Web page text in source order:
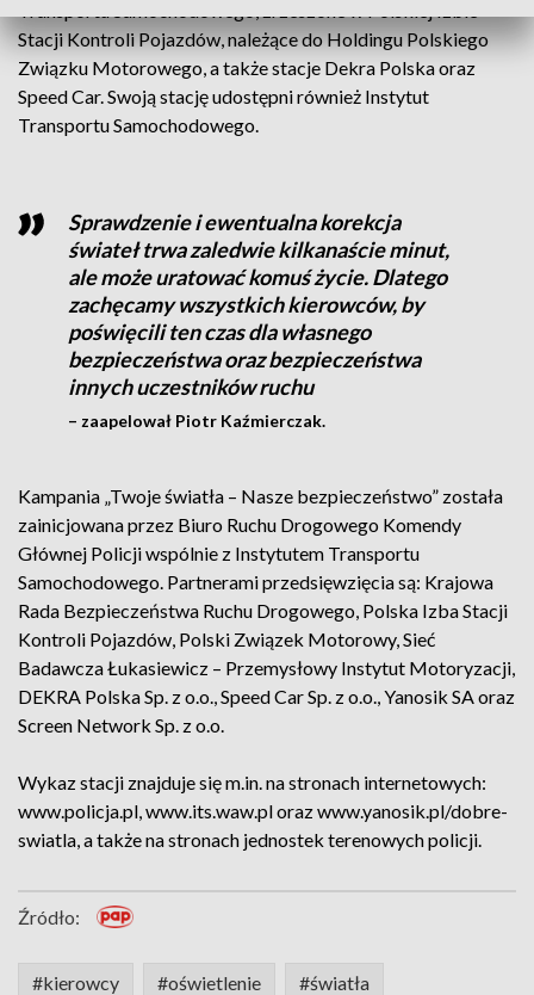
Stacji Kontroli Pojazdów, należące do Holdingu Polskiego
Związku Motorowego, a także stacje Dekra Polska oraz
Speed Car. Swoją stację udostępni również Instytut
Transportu Samochodowego.
Sprawdzenie i ewentualna korekcja
świateł trwa zaledwie kilkanaście minut,
ale może uratować komuś życie. Dlatego
zachęcamy wszystkich kierowców, by
poświęcili ten czas dla własnego
bezpieczeństwa oraz bezpieczeństwa
innych uczestników ruchu
– zaapelował Piotr Kaźmierczak.
Kampania „Twoje światła – Nasze bezpieczeństwo” została
zainicjowana przez Biuro Ruchu Drogowego Komendy
Głównej Policji wspólnie z Instytutem Transportu
Samochodowego. Partnerami przedsięwzięcia są: Krajowa
Rada Bezpieczeństwa Ruchu Drogowego, Polska Izba Stacji
Kontroli Pojazdów, Polski Związek Motorowy, Sieć
Badawcza Łukasiewicz – Przemysłowy Instytut Motoryzacji,
DEKRA Polska Sp. z o.o., Speed Car Sp. z o.o., Yanosik SA oraz
Screen Network Sp. z o.o.
Wykaz stacji znajduje się m.in. na stronach internetowych:
www.policja.pl, www.its.waw.pl oraz www.yanosik.pl/dobre-
swiatla, a także na stronach jednostek terenowych policji.
Źródło:
#kierowcy #oświetlenie #światła